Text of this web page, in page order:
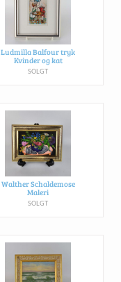
Ludmilla Balfour tryk
Kvinder og kat
SOLGT
Walther Schaldemose
Maleri
SOLGT